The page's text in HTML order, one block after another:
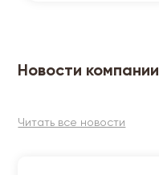
Новости компании
Читать все новости